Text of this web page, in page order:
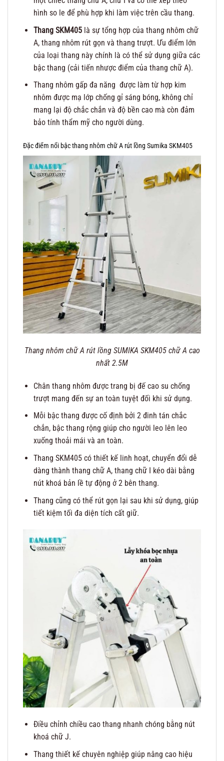
hình so le để phù hợp khi làm việc trên cầu thang.
Thang SKM405là sự tổng hợp của thang nhôm chữ
A, thang nhôm rút gọn và thang trượt. Ưu điểm lớn
của loại thang này chính là có thể sử dụng giữa các
bậc thang (cải tiến nhược điểm của thang chữ A).
Thang nhôm gấp đa năng được làm từ hợp kim
nhôm được mạ lớp chống gỉ sáng bóng, không chỉ
mang lại độ chắc chắn và độ bền cao mà còn đảm
bảo tính thẩm mỹ cho người dùng.
Đặc điểm nổi bậc thang nhôm chữ A rút lồng Sumika SKM405
Thang nhôm chữ A rút lồng SUMIKA SKM405 chữ A cao
nhất 2.5M
Chân thang nhôm được trang bị đế cao su chống
trượt mang đến sự an toàn tuyệt đối khi sử dụng.
Mỗi bậc thang được cố định bởi 2 đinh tán chắc
chắn, bậc thang rộng giúp cho người leo lên leo
xuống thoải mái và an toàn.
Thang SKM405 có thiết kế linh hoạt, chuyển đổi dễ
dàng thành thang chữ A, thang chữ I kéo dài bằng
nút khoá bản lề tự động ở 2 bên thang.
Thang cũng có thể rút gọn lại sau khi sử dụng, giúp
tiết kiệm tối đa diện tích cất giữ.
Điều chỉnh chiều cao thang nhanh chóng bằng nút
khoá chữ J.
Thang thiết kế chuyên nghiệp giúp nâng cao hiệu